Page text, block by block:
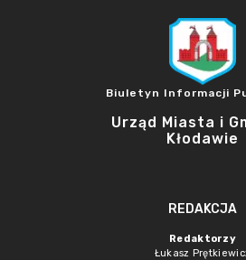
Biuletyn Informacji
Urząd Miasta i
Kłodawie
REDAKCJA
Redaktorzy
Łukasz